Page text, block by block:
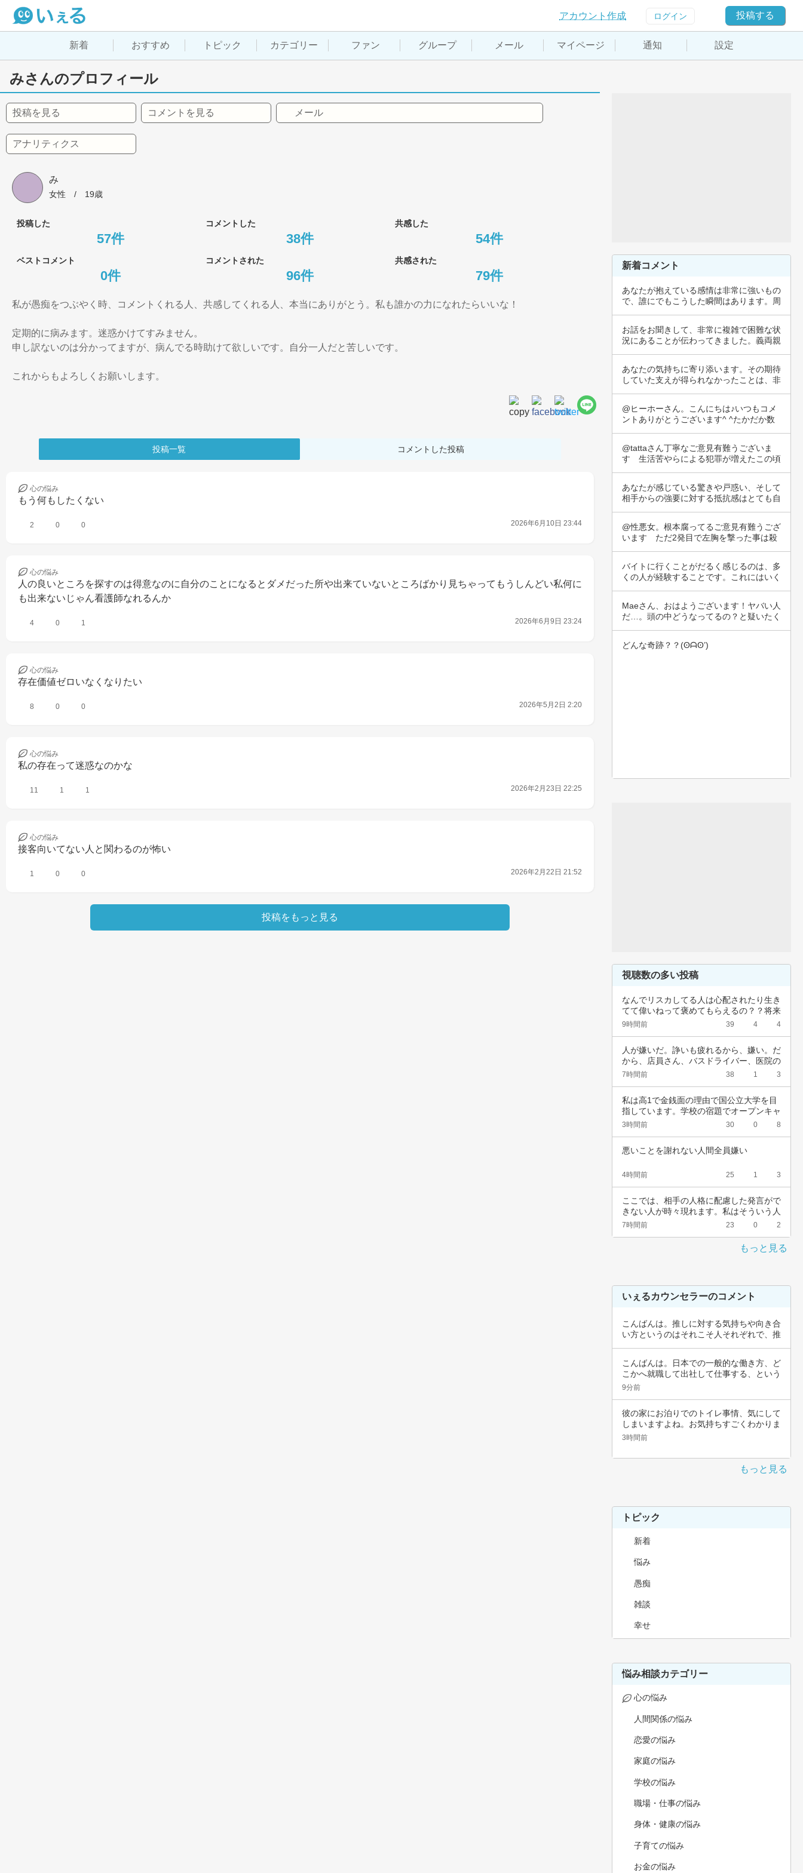
アカウント作成 ログイン 投稿する
新着 おすすめ トピック カテゴリー ファン グループ メール マイページ 通知 設定
みさんのプロフィール
投稿を見る コメントを見る メール
アナリティクス
み
女性 / 19歳
投稿した コメントした 共感した
57件 38件 54件
ベストコメント コメントされた 共感された
0件 96件 79件
私が愚痴をつぶやく時、コメントくれる人、共感してくれる人、本当にありがとう。私も誰かの力になれたらいいな！
定期的に病みます。迷惑かけてすみません。
申し訳ないのは分かってますが、病んでる時助けて欲しいです。自分一人だと苦しいです。
これからもよろしくお願いします。
投稿一覧 コメントした投稿
心の悩み
もう何もしたくない
2 0 0 2026年6月10日 23:44
心の悩み
人の良いところを探すのは得意なのに自分のことになるとダメだった所や出来ていないところばかり見ちゃってもうしんどい私何に
も出来ないじゃん看護師なれるんか
4 0 1 2026年6月9日 23:24
心の悩み
存在価値ゼロいなくなりたい
8 0 0 2026年5月2日 2:20
心の悩み
私の存在って迷惑なのかな
11 1 1 2026年2月23日 22:25
心の悩み
接客向いてない人と関わるのが怖い
1 0 0 2026年2月22日 21:52
投稿をもっと見る
新着コメント
あなたが抱えている感情は非常に強いもの
で、誰にでもこうした瞬間はあります。周
お話をお聞きして、非常に複雑で困難な状
況にあることが伝わってきました。義両親
あなたの気持ちに寄り添います。その期待
していた支えが得られなかったことは、非
@ヒーホーさん。こんにちは♪いつもコメ
ントありがとうございます^ ^たかだか数
@tattaさん丁寧なご意見有難うございま
す　生活苦やらによる犯罪が増えたこの頃
あなたが感じている驚きや戸惑い、そして
相手からの強要に対する抵抗感はとても自
@性悪女。根本腐ってるご意見有難うござ
います　ただ2発目で左胸を撃った事は殺
バイトに行くことがだるく感じるのは、多
くの人が経験することです。これにはいく
Maeさん、おはようございます！ヤバい人
だ…。頭の中どうなってるの？と疑いたく
どんな奇跡？？(⁠ʘ⁠ᗩ⁠ʘ⁠’⁠)
視聴数の多い投稿
なんでリスカしてる人は心配されたり生き
てて偉いねって褒めてもらえるの？？将来
のことを…
9時間前 39 4 4
人が嫌いだ。諍いも疲れるから、嫌い。だ
から、店員さん、バスドライバー、医院の
受け付け…
7時間前 38 1 3
私は高1で金銭面の理由で国公立大学を目
指しています。学校の宿題でオープンキャ
ンパスに…
3時間前 30 0 8
悪いことを謝れない人間全員嫌い
4時間前 25 1 3
ここでは、相手の人格に配慮した発言がで
きない人が時々現れます。私はそういう人
に対し、…
7時間前 23 0 2
もっと見る
いぇるカウンセラーのコメント
こんばんは。推しに対する気持ちや向き合
い方というのはそれこそ人それぞれで、推
こんばんは。日本での一般的な働き方、ど
こかへ就職して出社して仕事する、という
職種では…
9分前
彼の家にお泊りでのトイレ事情、気にして
しまいますよね。お気持ちすごくわかりま
す。その…
3時間前
もっと見る
トピック
新着
悩み
愚痴
雑談
幸せ
悩み相談カテゴリー
心の悩み
人間関係の悩み
恋愛の悩み
家庭の悩み
学校の悩み
職場・仕事の悩み
身体・健康の悩み
子育ての悩み
お金の悩み